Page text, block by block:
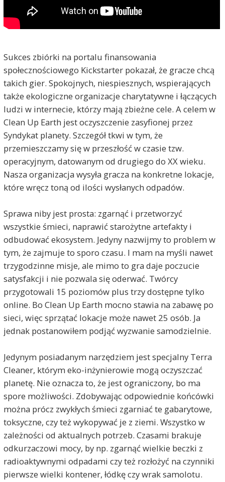
Sukces zbiórki na portalu finansowania
społecznościowego Kickstarter pokazał, że gracze chcą
takich gier. Spokojnych, niespiesznych, wspierających
także ekologiczne organizacje charytatywne i łączących
ludzi w internecie, którzy mają zbieżne cele. A celem w
Clean Up Earth jest oczyszczenie zasyfionej przez
Syndykat planety. Szczegół tkwi w tym, że
przemieszczamy się w przeszłość w czasie tzw.
operacyjnym, datowanym od drugiego do XX wieku.
Nasza organizacja wysyła gracza na konkretne lokacje,
które wręcz toną od ilości wysłanych odpadów.
Sprawa niby jest prosta: zgarnąć i przetworzyć
wszystkie śmieci, naprawić starożytne artefakty i
odbudować ekosystem. Jedyny nazwijmy to problem w
tym, że zajmuje to sporo czasu. I mam na myśli nawet
trzygodzinne misje, ale mimo to gra daje poczucie
satysfakcji i nie pozwala się oderwać. Twórcy
przygotowali 15 poziomów plus trzy dostępne tylko
online. Bo Clean Up Earth mocno stawia na zabawę po
sieci, więc sprzątać lokacje może nawet 25 osób. Ja
jednak postanowiłem podjąć wyzwanie samodzielnie.
Jedynym posiadanym narzędziem jest specjalny Terra
Cleaner, którym eko-inżynierowie mogą oczyszczać
planetę. Nie oznacza to, że jest ograniczony, bo ma
spore możliwości. Zdobywając odpowiednie końcówki
można prócz zwykłych śmieci zgarniać te gabarytowe,
toksyczne, czy też wykopywać je z ziemi. Wszystko w
zależności od aktualnych potrzeb. Czasami brakuje
odkurzaczowi mocy, by np. zgarnąć wielkie beczki z
radioaktywnymi odpadami czy też rozłożyć na czynniki
pierwsze wielki kontener, łódkę czy wrak samolotu.